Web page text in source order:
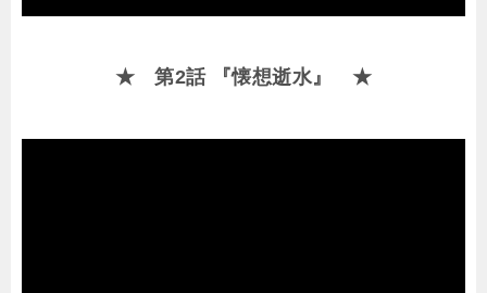
★ 第2話 『懐想逝水』 ★